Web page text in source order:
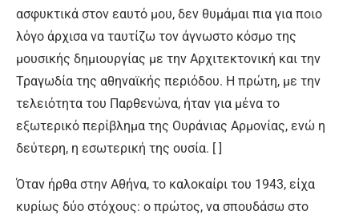
ασφυκτικά στον εαυτό μου, δεν θυμάμαι πια για ποιο
λόγο άρχισα να ταυτίζω τον άγνωστο κόσμο της
μουσικής δημιουργίας με την Αρχιτεκτονική και την
Τραγωδία της αθηναϊκής περιόδου. Η πρώτη, με την
τελειότητα του Παρθενώνα, ήταν για μένα το
εξωτερικό περίβλημα της Ουράνιας Αρμονίας, ενώ η
δεύτερη, η εσωτερική της ουσία. [ ]
Όταν ήρθα στην Αθήνα, το καλοκαίρι του 1943, είχα
κυρίως δύο στόχους: ο πρώτος, να σπουδάσω στο